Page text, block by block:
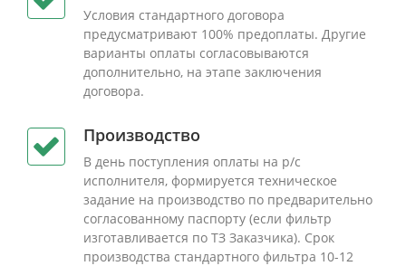
Условия стандартного договора
предусматривают 100% предоплаты. Другие
варианты оплаты согласовываются
дополнительно, на этапе заключения
договора.
Производство
В день поступления оплаты на р/с
исполнителя, формируется техническое
задание на производство по предварительно
согласованному паспорту (если фильтр
изготавливается по ТЗ Заказчика). Срок
производства стандартного фильтра 10-12